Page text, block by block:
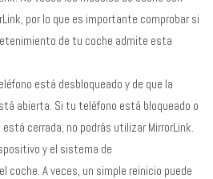
por lo que es importante comprobar si
de tu coche admite esta
está desbloqueado y de que la
abierta. Si tu teléfono está bloqueado o
cerrada, no podrás utilizar MirrorLink.
y el sistema de
coche. A veces, un simple reinicio puede